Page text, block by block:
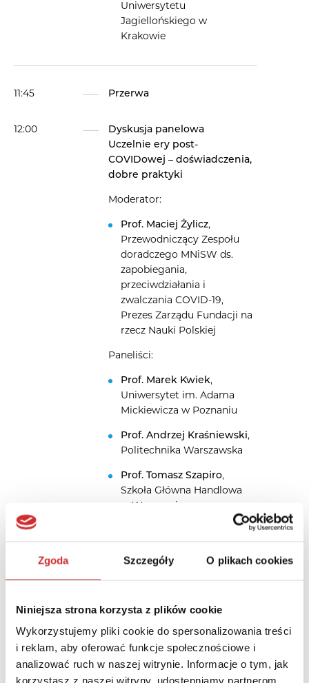
Zgoda Szczegóły O plikach cookies
Niniejsza strona korzysta z plików cookie
Wykorzystujemy pliki cookie do spersonalizowania treści
i reklam, aby oferować funkcje społecznościowe i
analizować ruch w naszej witrynie. Informacje o tym, jak
korzystasz z naszej witryny, udostępniamy partnerom
Uniwersytetu
Jagiellońskiego w
Krakowie
11:45 Przerwa
12:00
Dyskusja panelowa
Uczelnie ery post-
COVIDowej – doświadczenia,
dobre praktyki
Moderator:
Prof. Maciej Żylicz,
Przewodniczący Zespołu
doradczego MNiSW ds.
zapobiegania,
przeciwdziałania i
zwalczania COVID-19,
Prezes Zarządu Fundacji na
rzecz Nauki Polskiej
Paneliści:
Prof. Marek Kwiek,
Uniwersytet im. Adama
Mickiewicza w Poznaniu
Prof. Andrzej Kraśniewski,
Politechnika Warszawska
Prof. Tomasz Szapiro,
Szkoła Główna Handlowa
w Warszawie
Łódzkiego
Przerwa lunchowa
14:00
Dyskusja panelowa
Doskonalenie potencjału